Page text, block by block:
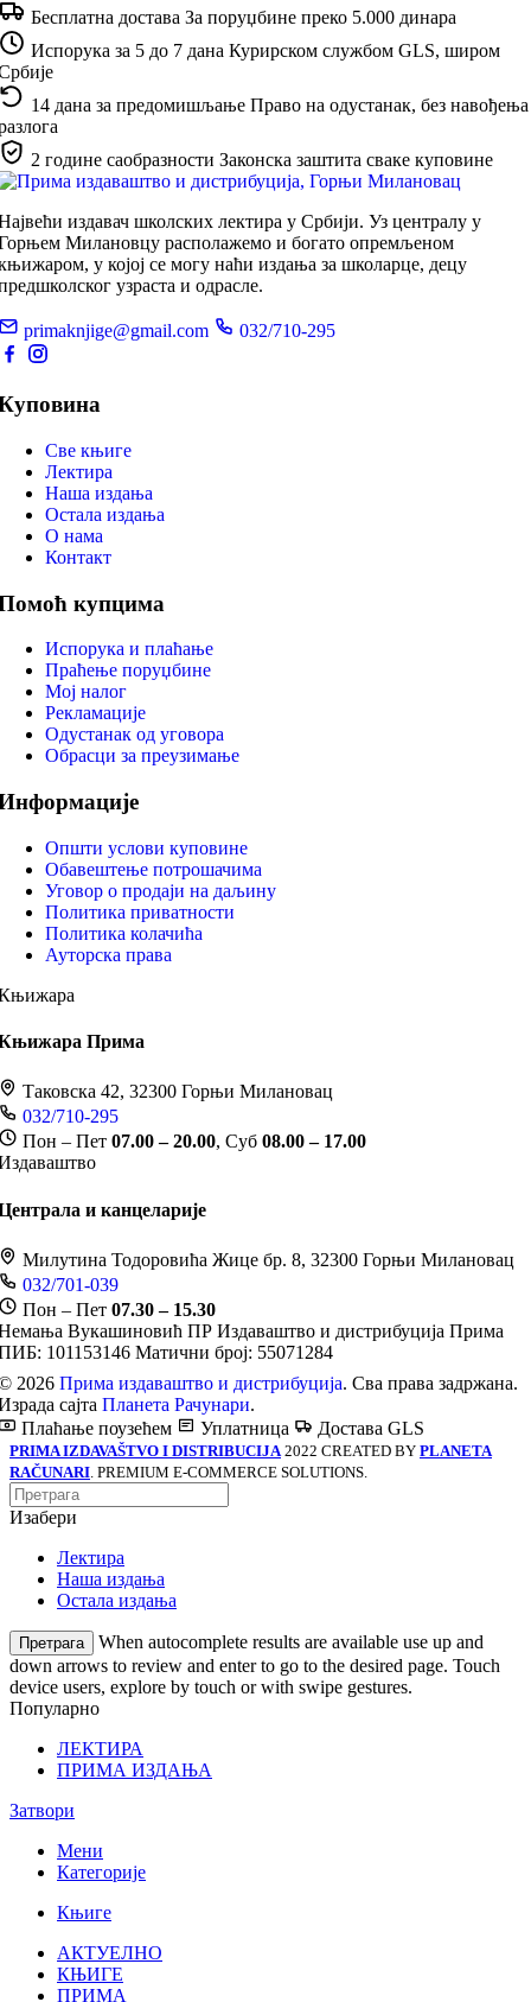
Бесплатна достава За поруџбине преко 5.000 динара
Испорука за 5 до 7 дана Курирском службом GLS, широм
14 дана за предомишљање Право на одустанак, без навођења
2 године саобразности Законска заштита сваке куповине
издавач школских лектира у Србији. Уз централу у
Милановцу располажемо и богато опремљеном
у којој се могу наћи издања за школарце, децу
узраста и одрасле.
primaknjige@gmail.com 032/710-295
Све књиге
Лектира
Наша издања
Остала издања
О нама
Контакт
купцима
Испорука и плаћање
Праћење поруџбине
Мој налог
Рекламације
Одустанак од уговора
Обрасци за преузимање
Општи услови куповине
Обавештење потрошачима
Уговор о продаји на даљину
Политика приватности
Политика колачића
Ауторска права
Прима
Таковска 42, 32300 Горњи Милановац
032/710-295
Пон – Пет 07.00 – 20.00, Суб 08.00 – 17.00
и канцеларије
Милутина Тодоровића Жице бр. 8, 32300 Горњи Милановац
032/701-039
Пон – Пет 07.30 – 15.30
Вукашиновић ПР Издаваштво и дистрибуција Прима
101153146 Матични број: 55071284
2026 Прима издаваштво и дистрибуција. Сва права задржана.
сајта Планета Рачунари.
Плаћање поузећем
Уплатница Достава GLS
PRIMA IZDAVAŠTVO I DISTRIBUCIJA 2022 CREATED BY PLANETA
RAČUNARI . PREMIUM E-COMMERCE SOLUTIONS.
Изабери
Лектира
Наша издања
Остала издања
Претрага
When autocomplete results are available use up and
down arrows to review and enter to go to the desired page. Touch
device users, explore by touch or with swipe gestures.
Популарно
ЛЕКТИРА
ПРИМА ИЗДАЊА
Затвори
Мени
Категорије
Књиге
АКТУЕЛНО
КЊИГЕ
ПРИМА